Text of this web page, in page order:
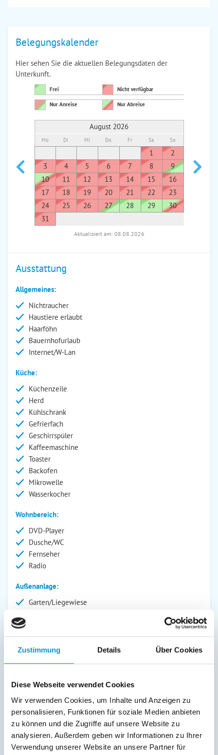
Zustimmung Details Über Cookies
Diese Webseite verwendet Cookies
Wir verwenden Cookies, um Inhalte und Anzeigen zu
personalisieren, Funktionen für soziale Medien anbieten
zu können und die Zugriffe auf unsere Website zu
analysieren. Außerdem geben wir Informationen zu Ihrer
Verwendung unserer Website an unsere Partner für
Belegungskalender
Hier sehen Sie die aktuellen Belegungsdaten der
Unterkunft.
Frei Nicht verfügbar
Nur Anreise Nur Abreise
August 2026
Mo Di Mi Do Fr Sa So
1
2
3
4 5 6 7 8
9
10
11 12 13 14 15
16
17
18 19 20 21 22
23
24
25 26 27 28 29
30
31
7
Aktualisiert am: 08.08.2026
Ausstattung
Allgemeines:
Nichtraucher
Haustiere erlaubt
Haarföhn
Bauernhofurlaub
Internet/W-Lan
Küche:
Küchenzeile
Herd
Kühlschrank
Gefrierfach
Geschirrspüler
Kaffeemaschine
Toaster
Backofen
Mikrowelle
Wasserkocher
Wohnbereich:
DVD-Player
Dusche/WC
Fernseher
Radio
Außenanlage:
Garten/Liegewiese
Grillplatz
Terrasse
Kinderspielplatz
Service:
Bettwäsche inkl.
Geschirrtücher inkl.
Handtücher inkl.
Verpflegung: